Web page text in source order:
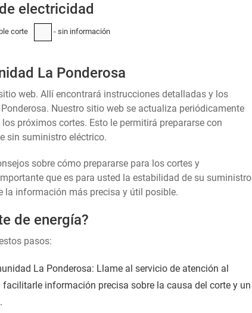
electricidad
corte - sin información
La Ponderosa
web. Allí encontrará instrucciones detalladas y los
Nuestro sitio web se actualiza periódicamente
próximos cortes. Esto le permitirá prepararse con
sin suministro eléctrico.
sobre cómo prepararse para los cortes y
que es para usted la estabilidad de su suministro
la información más precisa y útil posible.
de energía?
pasos:
La Ponderosa: Llame al servicio de atención al
información precisa sobre la causa del corte y un